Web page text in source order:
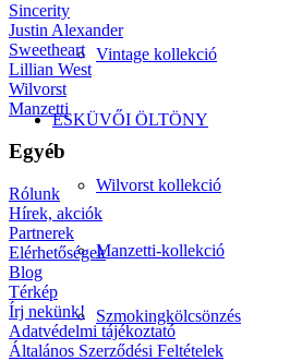
Vintage kollekció
ESKÜVŐI ÖLTÖNY
Wilvorst kollekció
Manzetti-kollekció
Szmokingkölcsönzés
Sincerity
Justin Alexander
Sweetheart
Lillian West
Wilvorst
Manzetti
Egyéb
Rólunk
Hírek, akciók
Partnerek
Elérhetőségek
Blog
Térkép
Írj nekünk!
Adatvédelmi tájékoztató
Általános Szerződési Feltételek